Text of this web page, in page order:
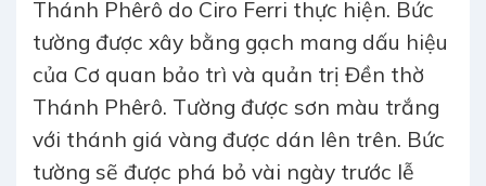
Thánh Phêrô do Ciro Ferri thực hiện. Bức
tường được xây bằng gạch mang dấu hiệu
của Cơ quan bảo trì và quản trị Đền thờ
Thánh Phêrô. Tường được sơn màu trắng
với thánh giá vàng được dán lên trên. Bức
tường sẽ được phá bỏ vài ngày trước lễ